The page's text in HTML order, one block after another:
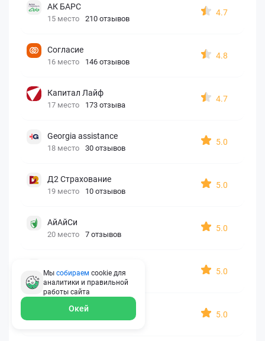
АК БАРС
15 место 210 отзывов
4.7
Согласие
16 место 146 отзывов
4.8
Капитал Лайф
17 место 173 отзыва
4.7
Georgia assistance
18 место 30 отзывов
5.0
Д2 Страхование
19 место 10 отзывов
5.0
АйАйСи
20 место 7 отзывов
5.0
21 место 6 отзывов
5.0
ERGO AXA
22 место 2 отзыва
5.0
Мы собираем cookie для
аналитики и правильной
работы сайта
Окей